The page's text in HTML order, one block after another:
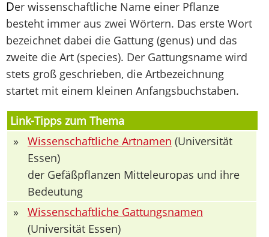
Der wissenschaftliche Name einer Pflanze
besteht immer aus zwei Wörtern. Das erste Wort
bezeichnet dabei die Gattung (genus) und das
zweite die Art (species). Der Gattungsname wird
stets groß geschrieben, die Artbezeichnung
startet mit einem kleinen Anfangsbuchstaben.
Link-Tipps zum Thema
»
Wissenschaftliche Artnamen (Universität
Essen)
der Gefäßpflanzen Mitteleuropas und ihre
Bedeutung
»
Wissenschaftliche Gattungsnamen
(Universität Essen)